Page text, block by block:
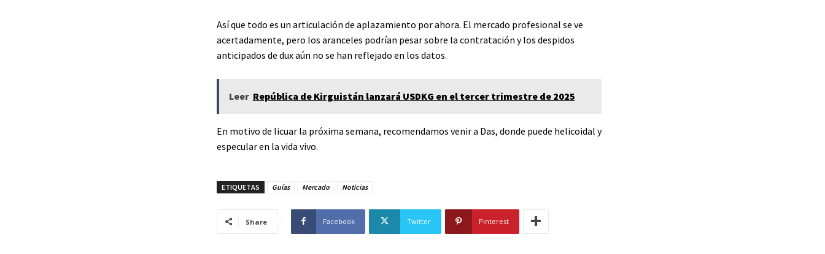
Así que todo es un articulación de aplazamiento por ahora. El mercado profesional se ve
acertadamente, pero los aranceles podrían pesar sobre la contratación y los despidos
anticipados de dux aún no se han reflejado en los datos.
Leer República de Kirguistán lanzará USDKG en el tercer trimestre de 2025
En motivo de licuar la próxima semana, recomendamos venir a Das, donde puede helicoidal y
especular en la vida vivo.
ETIQUETAS Guías Mercado Noticias
Share Facebook Twitter Pinterest